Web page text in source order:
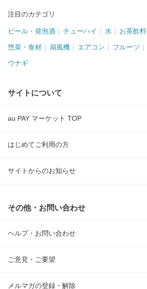
注目のカテゴリ
ビール・発泡酒 チューハイ 水 お茶飲料
惣菜・食材 扇風機 エアコン フルーツ
ウナギ
サイトについて
au PAY マーケット TOP
はじめてご利用の方
サイトからのお知らせ
その他・お問い合わせ
ヘルプ・お問い合わせ
ご意見・ご要望
メルマガの登録・解除